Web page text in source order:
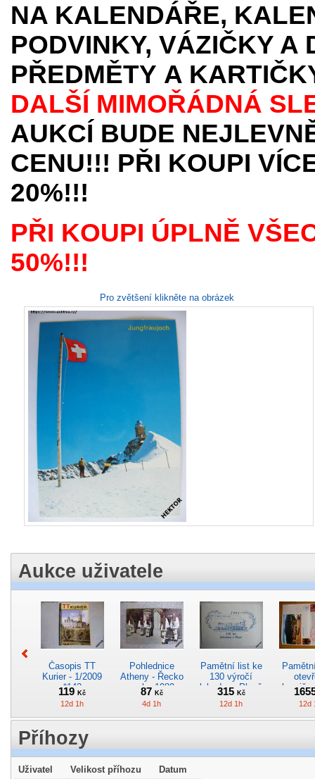
NA KALENDÁŘE,
PODVINKY, VÁZIČKY A
PŘEDMĚTY A
DALŠÍ MIMOŘÁDNÁ
AUKCÍ BUDE
CENU!!! PŘI KOUPI
20%!!!
PŘI KOUPI ÚPLNĚ
50%!!!
Pro zvětšení klikněte na obrázek
Aukce uživatele
Časopis TT
Kurier - 1/2009
*142
119Kč
12d 1h
Pohlednice
Atheny - Řecko
z roku 1989.
Nová nepoužitá
*5019
87 Kč
4d 1h
Pamětní list ke
130 výročí
lokodepa Plzeň
*2963
315 Kč
12d 1h 12d
Příhozy
Uživatel Velikost příhozu Datum